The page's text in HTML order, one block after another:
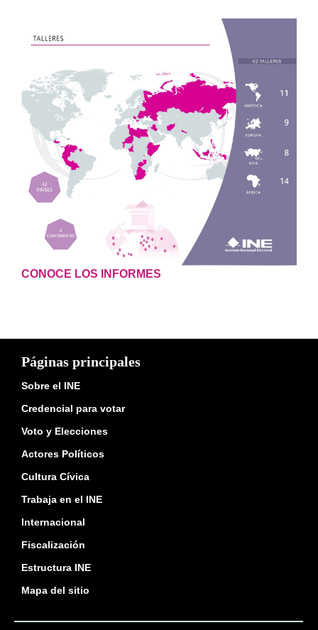
CONOCE LOS INFORMES
Páginas principales
Sobre el INE
Credencial para votar
Voto y Elecciones
Actores Políticos
Cultura Cívica
Trabaja en el INE
Internacional
Fiscalización
Estructura INE
Mapa del sitio